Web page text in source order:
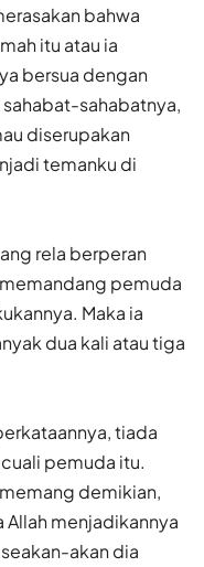
bahwa
itu atau ia
bersua dengan
sahabatnya,
diserupakan
temanku di
rela berperan
pemuda
Maka ia
dua kali atau tiga
tiada
pemuda itu.
demikian,
Allah menjadikannya
akan dia